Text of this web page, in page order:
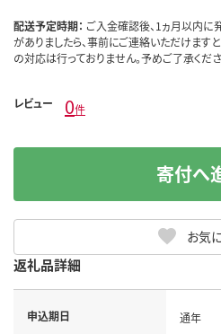
配送予定時期： ご入金確認後、1ヵ月以内に
がありましたら、事前にご連絡いただけま
の対応は行っておりません。予めご了承くださ
レビュー 0件
お気
寄付へ
返礼品詳細
申込期日 通年